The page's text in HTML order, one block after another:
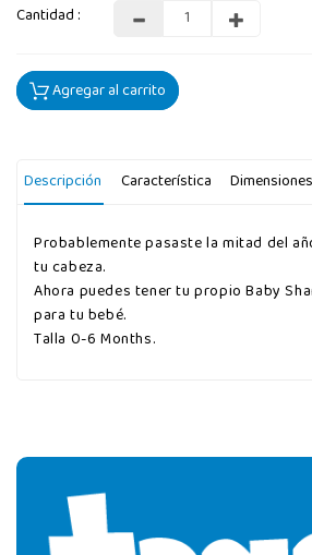
Cantidad :
Agregar al carrito
Descripción Característica Dimensiones
Probablemente pasaste la mitad del
tu cabeza.
Ahora puedes tener tu propio Baby
para tu bebé.
Talla 0-6 Months.